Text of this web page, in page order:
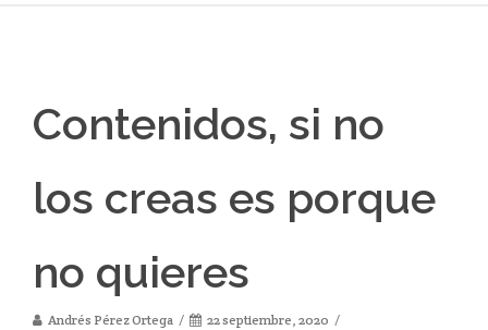
Contenidos, si no
los creas es porque
no quieres
Andrés Pérez Ortega
22 septiembre, 2020